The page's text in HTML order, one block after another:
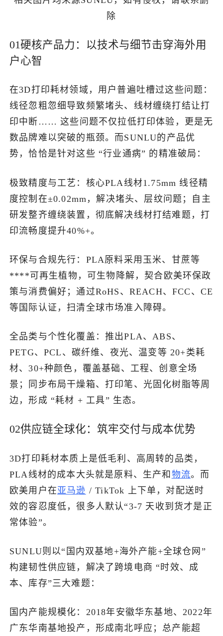
除
01硬核产品力：以技术与细节击穿海外用
户心智
在3D打印耗材领域，用户普遍吐槽过这些问题：
线径忽粗忽细导致频繁堵头、线材缠绕打结让打
印中断…… 这些问题不仅拉低打印体验，更是无
数品牌难以突破的瓶颈。而SUNLU的产品优
势，恰恰是针对这些 “行业通病” 的精准破局：
极致精度与工艺：核心PLA线材1.75mm 线径精
度控制在±0.02mm，解决堵头、层纹问题；自主
研发整齐缠绕装置，彻底解决线材打结难题，打
印流畅度提升40%+。
环保与合规先行：PLA原料采用玉米、甘蔗等
****可再生植物，可生物降解，契合欧美环保政
策与消费偏好；通过RoHS、REACH、FCC、CE
等国际认证，扫清全球市场准入障碍。
全品类与个性化覆盖：推出PLA、ABS、
PETG、PCL、碳纤维、夜光、温变等 20+类耗
材、30+种颜色，覆盖基础、工程、创意全场
景；同步布局干燥箱、打印笔、光固化树脂等周
边，形成 “耗材 + 工具” 生态。
02供应链全球化：筑牢交付与成本优势
3D打印耗材本质上是低毛利、高周转的品类，
PLA线材的成本大头就是原料、生产和 物流。而
欧美用户在亚马逊 / TikTok 上下单，对配送时
效的容忍度低，很多人默认“3-7 天收到货才是正
常体验”。
SUNLU则以“国内双基地+海外产能+全球仓网”
构建韧性供应链，解决了跨境电商 “时效、成
本、库存”三大难题：
国内产能规模化：2018年安徽华东基地、2022年
广东华南基地投产，形成南北呼应；总产能超